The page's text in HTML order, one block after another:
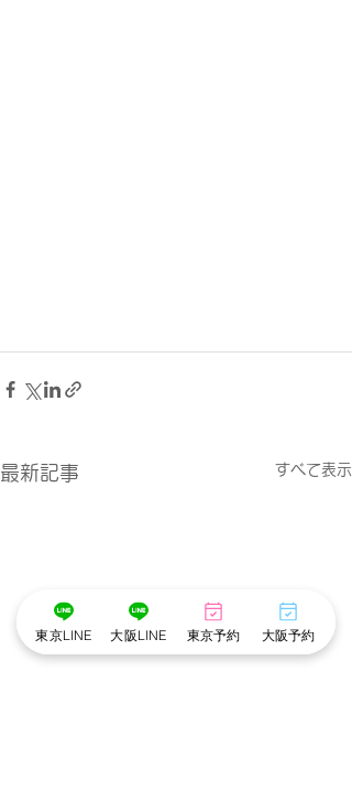
最新記事 すべて表示
東京LINE 大阪LINE 東京予約 大阪予約